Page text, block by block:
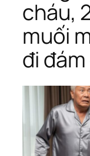
cháu,
muối
đi